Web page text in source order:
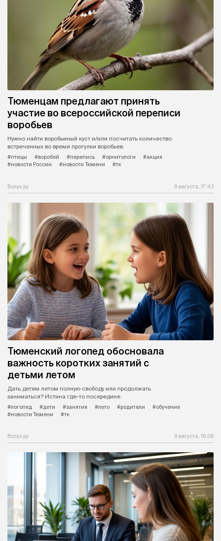
Тюменцам предлагают принять
участие во всероссийской переписи
воробьев
Нужно найти воробьиный куст и/или посчитать количество
встреченных во время прогулки воробьев.
#птицы
#воробей #перепись #орнитологи
#акция
#новости России
#новости Тюмени #тк
Вслух.ру 9 августа, 17:43
Тюменский логопед обосновала
важность коротких занятий с
детьми летом
Дать детям летом полную свободу или продолжать
заниматься? Истина где-то посередине.
#логопед
#дети #занятия #лето #родители
#обучение
#новости Тюмени
#тк
Вслух.ру 9 августа, 16:06